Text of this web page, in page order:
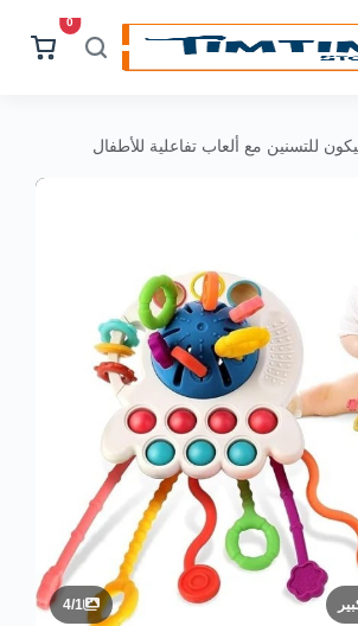
0
للتسنين مع ألعاب تفاعلية للأطفال
1
/
4